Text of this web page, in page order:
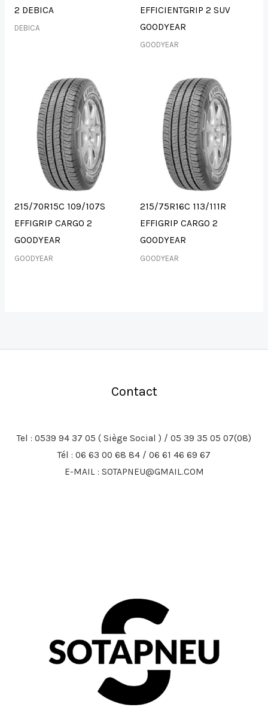
2 DEBICA
DEBICA
EFFICIENTGRIP 2 SUV
GOODYEAR
GOODYEAR
215/70R15C 109/107S
EFFIGRIP CARGO 2
GOODYEAR
GOODYEAR
215/75R16C 113/111R
EFFIGRIP CARGO 2
GOODYEAR
GOODYEAR
Contact
Tel : 0539 94 37 05 ( Siège Social ) / 05 39 35 05 07(08)
Tél : 06 63 00 68 84 / 06 61 46 69 67
E-MAIL : SOTAPNEU@GMAIL.COM